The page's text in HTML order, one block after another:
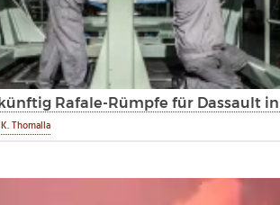
Rafale-Rümpfe für Dassault
Thomalla